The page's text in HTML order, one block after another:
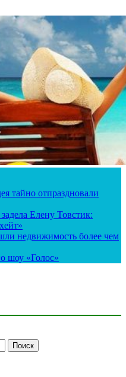
тайно отпраздновали
Елену Товстик:
недвижимость более чем
шоу «Голос»